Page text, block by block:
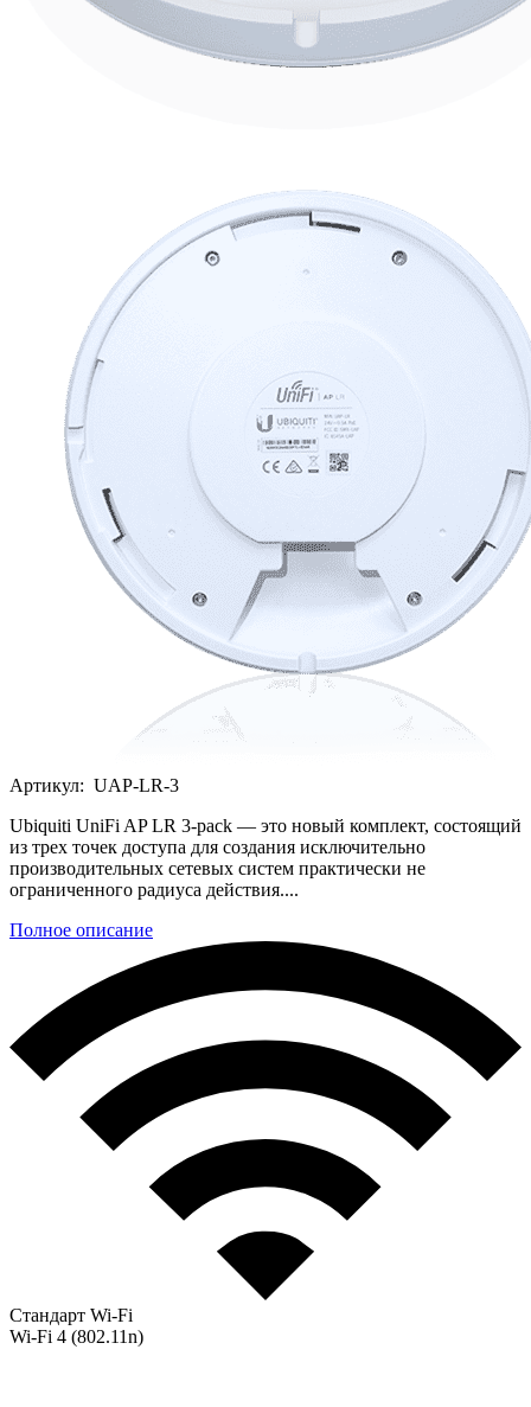
Артикул: UAP-LR-3
Ubiquiti UniFi AP LR 3-pack — это новый комплект, состоящий
из трех точек доступа для создания исключительно
производительных сетевых систем практически не
ограниченного радиуса действия....
Полное описание
Стандарт Wi-Fi
Wi-Fi 4 (802.11n)